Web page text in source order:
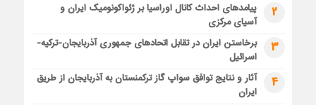
2
پیامدهای احداث کانال اوراسیا بر ژئواکونومیک ایران و
آسیای مرکزی
3
برخاستن ایران در تقابل اتحادهای جمهوری آذربایجان-ترکیه-
اسرائیل
4
آثار و نتایج توافق سواپ گاز ترکمنستان به آذربایجان از طریق
ایران